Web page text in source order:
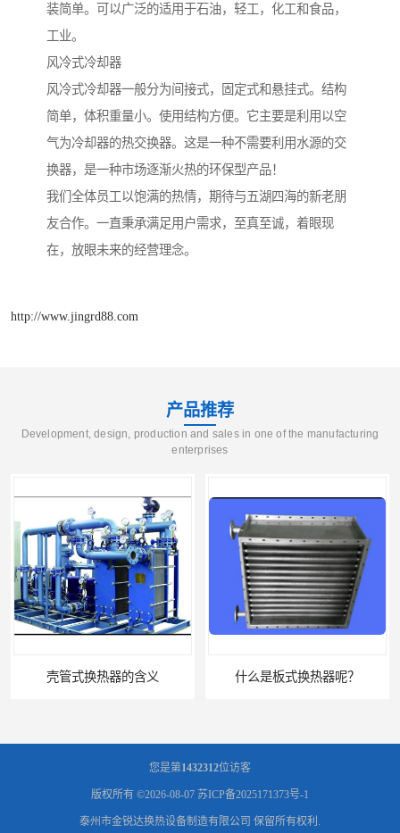
装简单。可以广泛的适用于石油，轻工，化工和食品，
工业。
风冷式冷却器
风冷式冷却器一般分为间接式，固定式和悬挂式。结构
简单，体积重量小。使用结构方便。它主要是利用以空
气为冷却器的热交换器。这是一种不需要利用水源的交
换器，是一种市场逐渐火热的环保型产品！
我们全体员工以饱满的热情，期待与五湖四海的新老朋
友合作。一直秉承满足用户需求，至真至诚，着眼现
在，放眼未来的经营理念。
http://www.jingrd88.com
产品推荐
Development, design, production and sales in one of the manufacturing
enterprises
壳管式换热器的含义 什么是板式换热器呢？
您是第1432312位访客
版权所有 ©2026-08-07 苏ICP备2025171373号-1
泰州市金锐达换热设备制造有限公司 保留所有权利.